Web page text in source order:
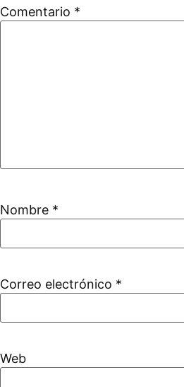
Comentario *
Nombre *
Correo electrónico *
Web